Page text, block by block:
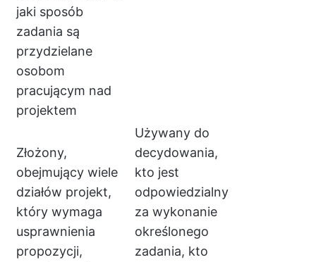
jaki sposób
zadania są
przydzielane
osobom
pracującym nad
projektem
Złożony,
obejmujący wiele
działów projekt,
który wymaga
usprawnienia
propozycji,
Używany do
decydowania,
kto jest
odpowiedzialny
za wykonanie
określonego
zadania, kto